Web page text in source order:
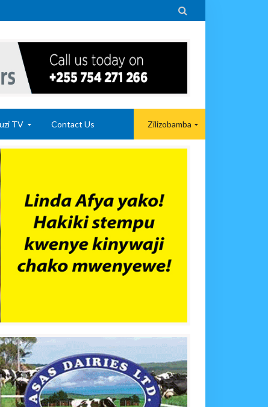

TV Contact Us Zilizobamba